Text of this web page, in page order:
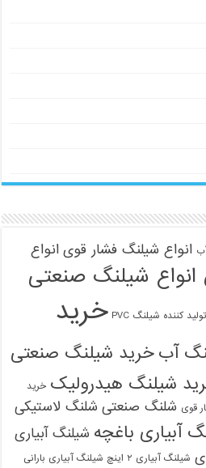
انواع شیلنگ فشار قوی انواع
انواع شیلنگ صنعتی
تولید کننده شیلنگ PVC
خرید
آبخرید شیلنگ صنعتی
شیلنگ هیدرولیک خرید
قوی شلنگ صنعتی شلنگ لاستیکی
آبیاری باغچه شیلنگ آبیاری
شیلنگ آبیاری ۲ اینچ شیلنگ آبیاری بارانی